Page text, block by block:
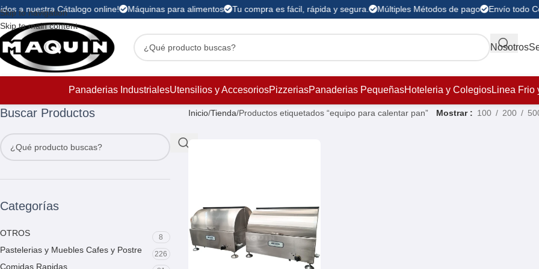
Skip to navigation
Skip to main content
a nuestra Cátalogo online! Máquinas para alimentos Tu compra es fácil, rápida y segura. Múltiples Métodos de pago Envío todo
Nosotros
Panaderias IndustrialesUtensilios y AccesoriosPizzeriasPanaderias PequeñasHoteleria y ColegiosLinea Frio
Buscar Productos
Categorías
OTROS 8
Pastelerias y Muebles Cafes y Postre 226
Comidas Rapidas
Inicio Tienda Productos etiquetados “equipo para calentar pan” Mostrar 100 200